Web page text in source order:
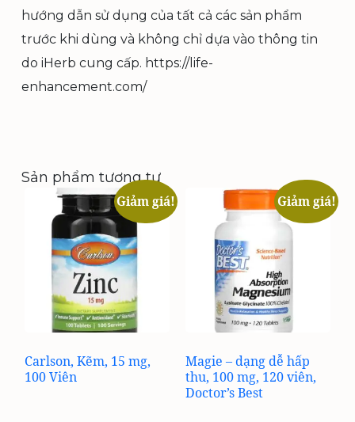
hướng dẫn sử dụng của tất cả các sản phẩm
trước khi dùng và không chỉ dựa vào thông tin
do iHerb cung cấp. https://life-
enhancement.com/
Sản phẩm tương tự
Giảm giá!
Carlson, Kẽm, 15 mg,
100 Viên
Giảm giá!
Magie – dạng dễ hấp
thu, 100 mg, 120 viên,
Doctor’s Best